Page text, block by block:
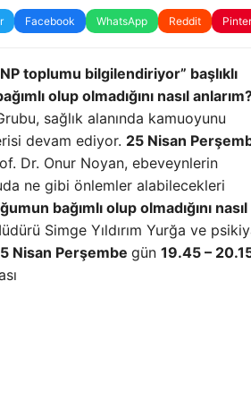
Facebook WhatsApp Reddit
toplumu bilgilendiriyor” başlıklı
olup olmadığını nasıl
sağlık alanında kamuoyunu
devam ediyor. 25 Nisan
Dr. Onur Noyan, ebeveynlerin
ne gibi önlemler alabilecekleri
bağımlı olup olmadığını nasıl
Simge Yıldırım Yurğa ve
Nisan Perşembe gün 19.45 –